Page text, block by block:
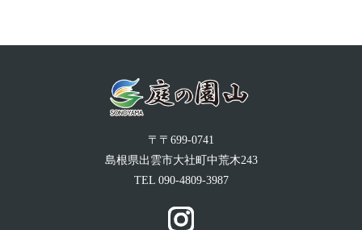
〒〒699-0741
島根県出雲市大社町中荒木243
TEL090-4809-3987